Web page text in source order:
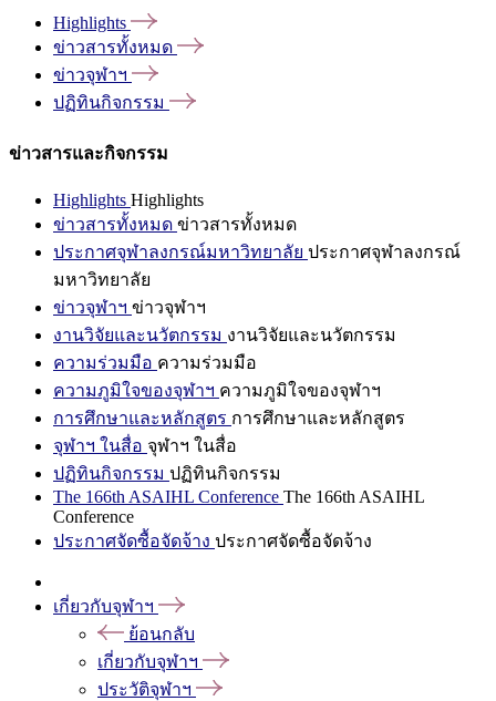
Highlights
ข่าวสารทั้งหมด
ข่าวจุฬาฯ
ปฏิทินกิจกรรม
ข่าวสารและกิจกรรม
Highlights Highlights
ข่าวสารทั้งหมด ข่าวสารทั้งหมด
ประกาศจุฬาลงกรณ์มหาวิทยาลัย ประกาศจุฬาลงกรณ์
มหาวิทยาลัย
ข่าวจุฬาฯ ข่าวจุฬาฯ
งานวิจัยและนวัตกรรม งานวิจัยและนวัตกรรม
ความร่วมมือ ความร่วมมือ
ความภูมิใจของจุฬาฯ ความภูมิใจของจุฬาฯ
การศึกษาและหลักสูตร การศึกษาและหลักสูตร
จุฬาฯ ในสื่อ จุฬาฯ ในสื่อ
ปฏิทินกิจกรรม ปฏิทินกิจกรรม
The 166th ASAIHL Conference The 166th ASAIHL
Conference
ประกาศจัดซื้อจัดจ้าง ประกาศจัดซื้อจัดจ้าง
เกี่ยวกับจุฬาฯ
ย้อนกลับ
เกี่ยวกับจุฬาฯ
ประวัติจุฬาฯ